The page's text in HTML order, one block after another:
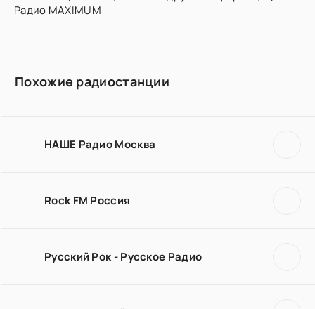
Радио MAXIMUM
Похожие радиостанции
НАШЕ Радио Москва
Rock FM Россия
Русский Рок - Русское Радио